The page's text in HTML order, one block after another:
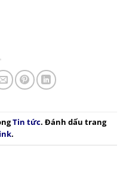
Tin tức. Đánh dấu trang
.